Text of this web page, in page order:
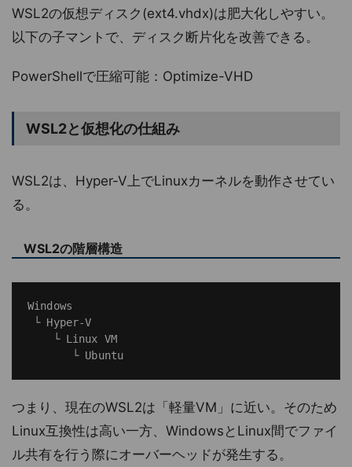
WSL2の仮想ディスク(ext4.vhdx)は肥大化しやすい。
以下の子マントで、ディスク断片化を改善できる。
PowerShellで圧縮可能：Optimize-VHD
WSL2と仮想化の仕組み
WSL2は、Hyper-V上でLinuxカーネルを動作させてい
る。
WSL2の階層構造
Windows
└ Hyper-V
    └ Linux VM
つまり、現在のWSL2は「軽量VM」に近い。そのため
Linux互換性は高い一方、WindowsとLinux間でファイ
ル共有を行う際にオーバーヘッドが発生する。